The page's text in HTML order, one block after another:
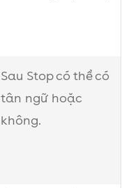
Sau Stop có thể có
tân ngữ hoặc
không.